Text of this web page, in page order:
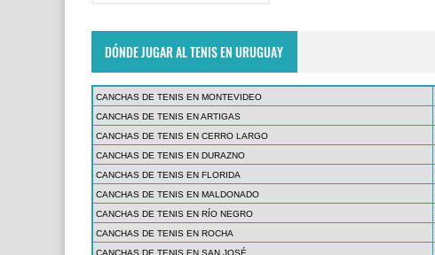
DÓNDE JUGAR AL TENIS EN URUGUAY
CANCHAS DE TENIS EN MONTEVIDEO
CANCHAS DE TENIS EN ARTIGAS
CANCHAS DE TENIS EN CERRO LARGO
CANCHAS DE TENIS EN DURAZNO
CANCHAS DE TENIS EN FLORIDA
CANCHAS DE TENIS EN MALDONADO
CANCHAS DE TENIS EN RÍO NEGRO
CANCHAS DE TENIS EN ROCHA
CANCHAS DE TENIS EN SAN JOSÉ